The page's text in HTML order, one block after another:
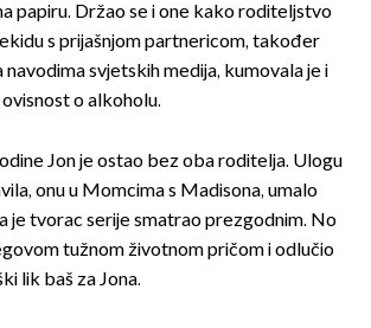
papiru. Držao se i one kako roditeljstvo
s prijašnjom partnericom, također
svjetskih medija, kumovala je i
o alkoholu.
Jon je ostao bez oba roditelja. Ulogu
onu u Momcima s Madisona, umalo
je tvorac serije smatrao prezgodnim. No
tužnom životnom pričom i odlučio
lik baš za Jona.